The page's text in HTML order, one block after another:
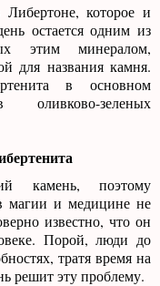
которое и
остается одним из
этим минералом,
для названия камня.
в основном
зеленых
камень, поэтому
магии и медицине не
известно, что он
Порой, люди до
тратя время на
решит эту проблему.